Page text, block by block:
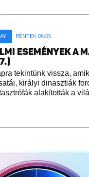
PÉNTEK 06:05
ESEMÉNYEK A
tekintünk vissza,
királyi dinasztiák
alakították a